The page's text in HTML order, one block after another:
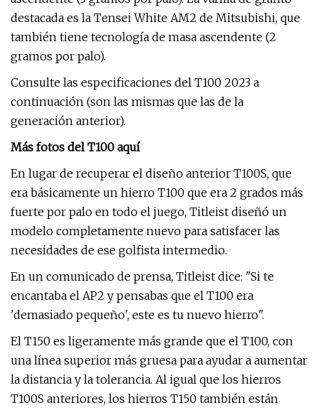
destacada es la Tensei White AM2 de Mitsubishi, que
también tiene tecnología de masa ascendente (2
gramos por palo).
Consulte las especificaciones del T100 2023 a
continuación (son las mismas que las de la
generación anterior).
Más fotos del T100 aquí
En lugar de recuperar el diseño anterior T100S, que
era básicamente un hierro T100 que era 2 grados más
fuerte por palo en todo el juego, Titleist diseñó un
modelo completamente nuevo para satisfacer las
necesidades de ese golfista intermedio.
En un comunicado de prensa, Titleist dice: "Si te
encantaba el AP2 y pensabas que el T100 era
'demasiado pequeño', este es tu nuevo hierro".
El T150 es ligeramente más grande que el T100, con
una línea superior más gruesa para ayudar a aumentar
la distancia y la tolerancia. Al igual que los hierros
T100S anteriores, los hierros T150 también están